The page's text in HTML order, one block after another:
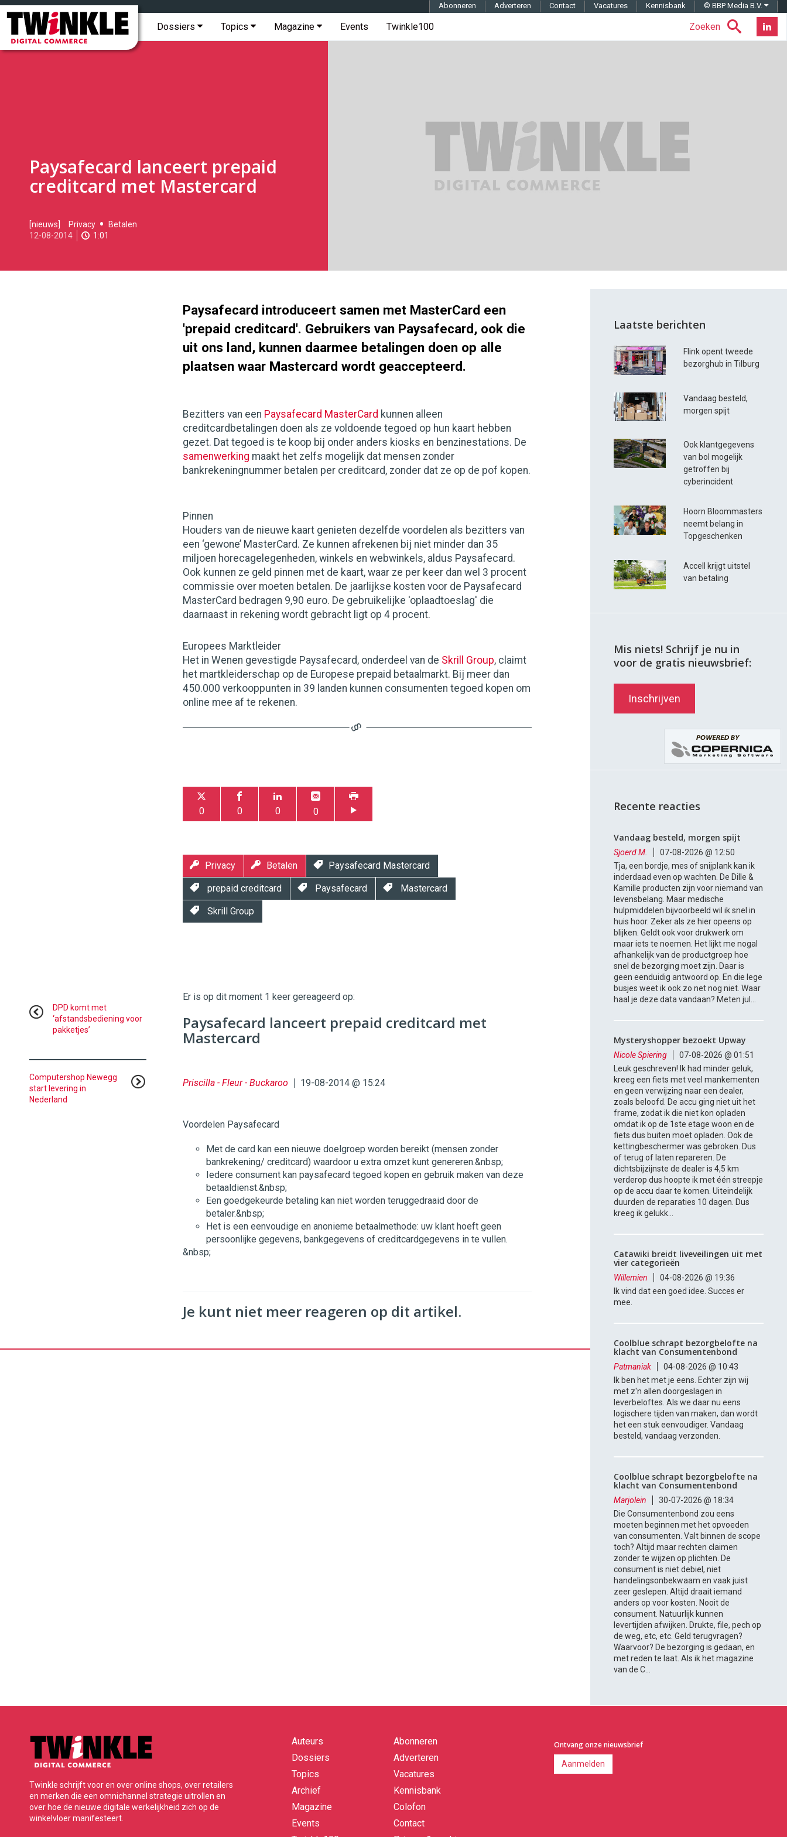
Twinkle
Digital
Commerce
Hoofdmenu Zoeken
Dossiers Topics Magazine Events Twinkle100
Topmenu Abonneren Adverteren Contact Vacatures Kennisbank © BBP Media B.V.
Paysafecard lanceert prepaid
creditcard met Mastercard
2014-
08-
05-
[nieuws] Privacy
Betalen
12-08-2014
1:01
Paysafecard introduceert samen met MasterCard een
'prepaid creditcard'. Gebruikers van Paysafecard, ook die
uit ons land, kunnen daarmee betalingen doen op alle
plaatsen waar Mastercard wordt geaccepteerd.
Bezitters van een Paysafecard MasterCard kunnen alleen
creditcardbetalingen doen als ze voldoende tegoed op hun kaart hebben
gezet. Dat tegoed is te koop bij onder anders kiosks en benzinestations. De
samenwerking maakt het zelfs mogelijk dat mensen zonder
bankrekeningnummer betalen per creditcard, zonder dat ze op de pof kopen.
Pinnen
Houders van de nieuwe kaart genieten dezelfde voordelen als bezitters van
een ‘gewone’ MasterCard. Ze kunnen afrekenen bij niet minder dan 35
miljoen horecagelegenheden, winkels en webwinkels, aldus Paysafecard.
Ook kunnen ze geld pinnen met de kaart, waar ze per keer dan wel 3 procent
commissie over moeten betalen. De jaarlijkse kosten voor de Paysafecard
MasterCard bedragen 9,90 euro. De gebruikelijke 'oplaadtoeslag' die
daarnaast in rekening wordt gebracht ligt op 4 procent.
Europees Marktleider
Het in Wenen gevestigde Paysafecard, onderdeel van de Skrill Group, claimt
het martkleiderschap op de Europese prepaid betaalmarkt. Bij meer dan
450.000 verkooppunten in 39 landen kunnen consumenten tegoed kopen om
online mee af te rekenen.
0 0 0 0
Privacy Betalen Paysafecard Mastercard
prepaid creditcard Paysafecard Mastercard
Skrill Group
Digital
9654
Er is op dit moment 1 keer gereageerd op:
Paysafecard lanceert prepaid creditcard met
Mastercard
Priscilla - Fleur - Buckaroo 19-08-2014 @ 15:24
Voordelen Paysafecard
Met de card kan een nieuwe doelgroep worden bereikt (mensen zonder
bankrekening/ creditcard) waardoor u extra omzet kunt genereren.&nbsp;
Iedere consument kan paysafecard tegoed kopen en gebruik maken van deze
betaaldienst.&nbsp;
Een goedgekeurde betaling kan niet worden teruggedraaid door de
betaler.&nbsp;
Het is een eenvoudige en anonieme betaalmethode: uw klant hoeft geen
persoonlijke gegevens, bankgegevens of creditcardgegevens in te vullen.
&nbsp;
Je kunt niet meer reageren op dit artikel.
DPD komt met
‘afstandsbediening voor
pakketjes’
Computershop Newegg
start levering in
Nederland
Laatste berichten
Flink opent tweede
bezorghub in Tilburg
Vandaag besteld,
morgen spijt
Ook klantgegevens
van bol mogelijk
getroffen bij
cyberincident
Hoorn Bloommasters
neemt belang in
Topgeschenken
Accell krijgt uitstel
van betaling
Mis niets! Schrijf je nu in
voor de gratis nieuwsbrief:
Inschrijven
Recente reacties
Vandaag besteld, morgen spijt
Sjoerd M.
07-08-2026 @ 12:50
Tja, een bordje, mes of snijplank kan ik
inderdaad even op wachten. De Dille &
Kamille producten zijn voor niemand van
levensbelang. Maar medische
hulpmiddelen bijvoorbeeld wil ik snel in
huis hoor. Zeker als ze hier opeens op
blijken. Geldt ook voor drukwerk om
maar iets te noemen. Het lijkt me nogal
afhankelijk van de productgroep hoe
snel de bezorging moet zijn. Daar is
geen eenduidig antwoord op. En die lege
busjes weet ik ook zo net nog niet. Waar
haal je deze data vandaan? Meten jul...
Mysteryshopper bezoekt Upway
Nicole Spiering
07-08-2026 @ 01:51
Leuk geschreven! Ik had minder geluk,
kreeg een fiets met veel mankementen
en geen verwijzing naar een dealer,
zoals beloofd. De accu ging niet uit het
frame, zodat ik die niet kon opladen
omdat ik op de 1ste etage woon en de
fiets dus buiten moet opladen. Ook de
kettingbeschermer was gebroken. Dus
of terug of laten repareren. De
dichtsbijzijnste de dealer is 4,5 km
verderop dus hoopte ik met één streepje
op de accu daar te komen. Uiteindelijk
duurden de reparaties 10 dagen. Dus
kreeg ik gelukk...
Catawiki breidt liveveilingen uit met
vier categorieën
Willemien
04-08-2026 @ 19:36
Ik vind dat een goed idee. Succes er
mee.
Coolblue schrapt bezorgbelofte na
klacht van Consumentenbond
Patmaniak
04-08-2026 @ 10:43
Ik ben het met je eens. Echter zijn wij
met z'n allen doorgeslagen in
leverbeloftes. Als we daar nu eens
logischere tijden van maken, dan wordt
het een stuk eenvoudiger. Vandaag
besteld, vandaag verzonden.
Coolblue schrapt bezorgbelofte na
klacht van Consumentenbond
Marjolein
30-07-2026 @ 18:34
Die Consumentenbond zou eens
moeten beginnen met het opvoeden
van consumenten. Valt binnen de scope
toch? Altijd maar rechten claimen
zonder te wijzen op plichten. De
consument is niet debiel, niet
handelingsonbekwaam en vaak juist
zeer geslepen. Altijd draait iemand
anders op voor kosten. Nooit de
consument. Natuurlijk kunnen
levertijden afwijken. Drukte, file, pech op
de weg, etc, etc. Geld terugvragen?
Waarvoor? De bezorging is gedaan, en
met reden te laat. Als ik het magazine
van de C...
Twinkle schrijft voor en over online shops, over retailers
en merken die een omnichannel strategie uitrollen en
over hoe de nieuwe digitale werkelijkheid zich op de
winkelvloer manifesteert.
Quick
links
Auteurs
Dossiers
Topics
Archief
Magazine
Events
Abonneren
Adverteren
Vacatures
Kennisbank
Colofon
Contact
Ontvang onze nieuwsbrief
Aanmelden